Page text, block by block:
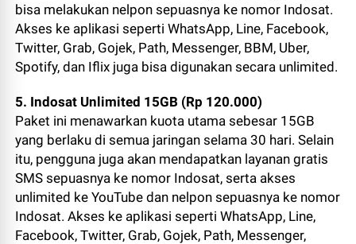
bisa melakukan nelpon sepuasnya ke nomor Indosat.
Akses ke aplikasi seperti WhatsApp, Line, Facebook,
Twitter, Grab, Gojek, Path, Messenger, BBM, Uber,
Spotify, dan Iflix juga bisa digunakan secara unlimited.
5. Indosat Unlimited 15GB (Rp 120.000)
Paket ini menawarkan kuota utama sebesar 15GB
yang berlaku di semua jaringan selama 30 hari. Selain
itu, pengguna juga akan mendapatkan layanan gratis
SMS sepuasnya ke nomor Indosat, serta akses
unlimited ke YouTube dan nelpon sepuasnya ke nomor
Indosat. Akses ke aplikasi seperti WhatsApp, Line,
Facebook, Twitter, Grab, Gojek, Path, Messenger,